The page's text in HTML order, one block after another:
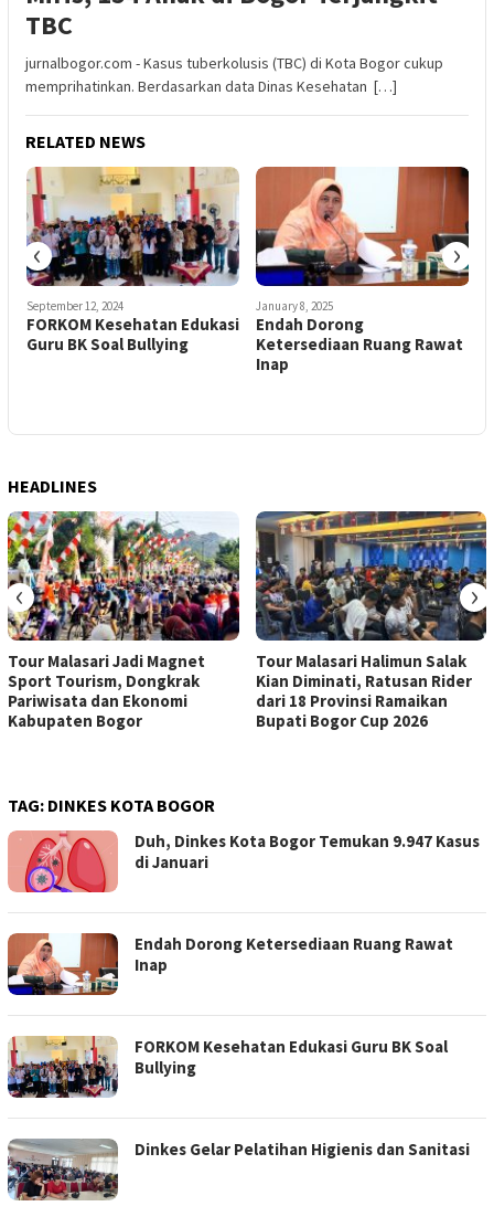
TBC
jurnalbogor.com - Kasus tuberkolusis (TBC) di Kota Bogor cukup
memprihatinkan. Berdasarkan data Dinas Kesehatan […]
RELATED NEWS
September 12, 2024
FORKOM Kesehatan Edukasi
Guru BK Soal Bullying
January 8, 2025
Endah Dorong
Ketersediaan Ruang Rawat
Inap
‹ ›
HEADLINES
Tour Malasari Jadi Magnet
Sport Tourism, Dongkrak
Pariwisata dan Ekonomi
Kabupaten Bogor
Tour Malasari Halimun Salak
Kian Diminati, Ratusan Rider
dari 18 Provinsi Ramaikan
Bupati Bogor Cup 2026
‹ ›
TAG: DINKES KOTA BOGOR
Duh, Dinkes Kota Bogor Temukan 9.947 Kasus
di Januari
Endah Dorong Ketersediaan Ruang Rawat
Inap
FORKOM Kesehatan Edukasi Guru BK Soal
Bullying
Dinkes Gelar Pelatihan Higienis dan Sanitasi